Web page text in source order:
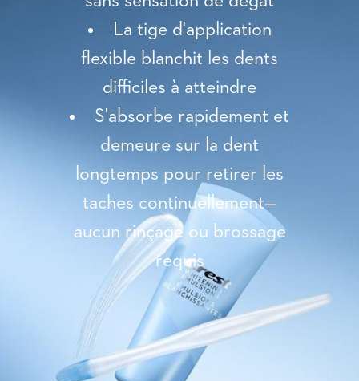
La tige d'application
flexible blanchit les dents
difficiles à atteindre
S'absorbe rapidement et
demeure sur la dent
longtemps pour retirer les
taches continuellement—
aucun rinçage ou brossage
requis